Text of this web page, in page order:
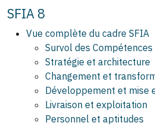
SFIA 8
Vue complète du cadre SFIA
Survol des Compétences
Stratégie et architecture
Changement et
Développement et mise
Livraison et exploitation
Personnel et aptitudes